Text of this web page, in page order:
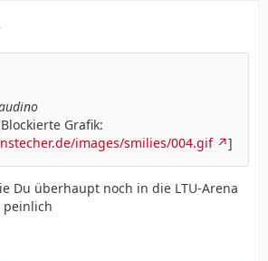
Grafik:
images/smilies/004.gif
]
Du überhaupt noch in die LTU-Arena